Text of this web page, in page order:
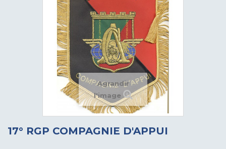
Agrandir
l'image
17° RGP COMPAGNIE D'APPUI